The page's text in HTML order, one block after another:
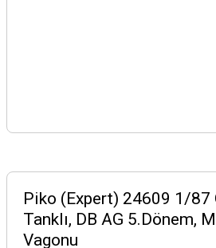
Piko (Expert) 24609 1/87
Tanklı, DB AG 5.Dönem,
Vagonu